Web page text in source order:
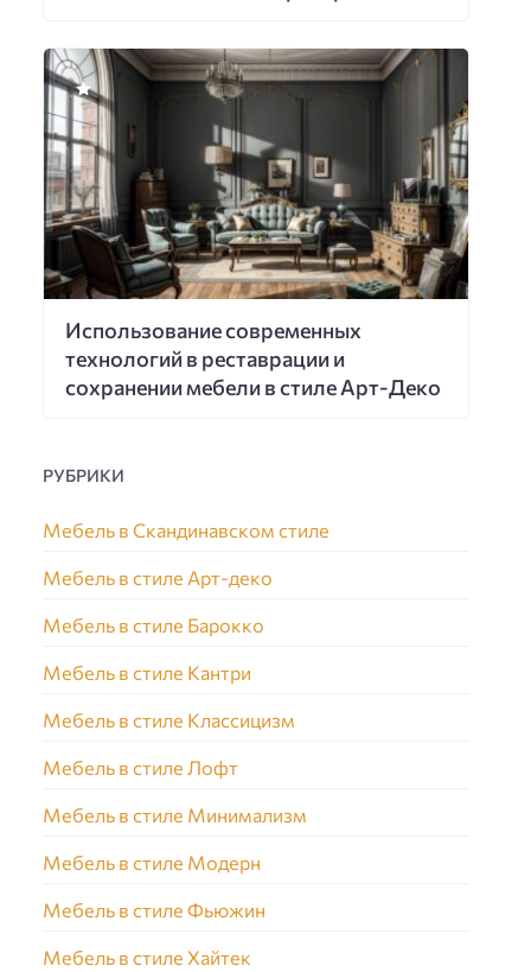
Использование современных
технологий в реставрации и
сохранении мебели в стиле Арт-Деко
РУБРИКИ
Мебель в Скандинавском стиле
Мебель в стиле Арт-деко
Мебель в стиле Барокко
Мебель в стиле Кантри
Мебель в стиле Классицизм
Мебель в стиле Лофт
Мебель в стиле Минимализм
Мебель в стиле Модерн
Мебель в стиле Фьюжин
Мебель в стиле Хайтек